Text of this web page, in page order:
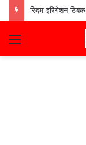
Menu